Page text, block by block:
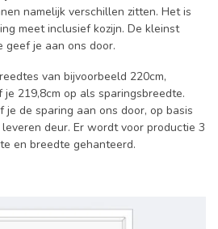
namelijk verschillen zitten. Het is
meet inclusief kozijn. De kleinst
geef je aan ons door.
van bijvoorbeeld 220cm,
je 219,8cm op als sparingsbreedte.
de sparing aan ons door, op basis
deur. Er wordt voor productie 3
en breedte gehanteerd.